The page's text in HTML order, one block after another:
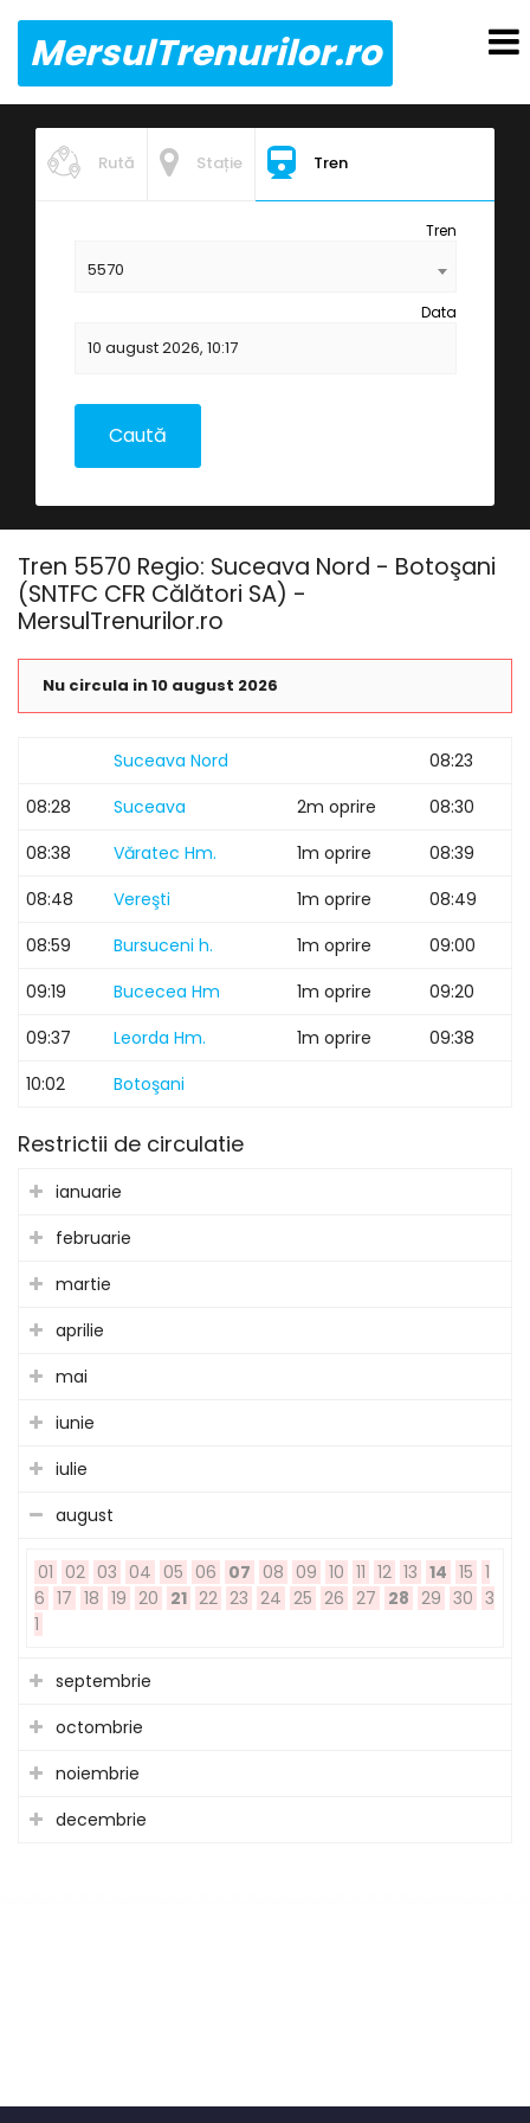
MersulTrenurilor.ro
Rută Stație Tren
Tren
5570
Data
Tren 5570 Regio: Suceava Nord - Botoşani
(SNTFC CFR Călători SA) -
MersulTrenurilor.ro
Nu circula in 10 august 2026
Suceava Nord
08:23
08:28
Suceava 2m oprire
08:30
08:38
Văratec Hm. 1m oprire
08:39
08:48
Vereşti 1m oprire
08:49
08:59
Bursuceni h. 1m oprire
09:00
09:19
Bucecea Hm 1m oprire
09:20
09:37
Leorda Hm. 1m oprire
09:38
10:02
Botoşani
Restrictii de circulatie
ianuarie
februarie
martie
aprilie
mai
iunie
iulie
august
01 02 03 04 05 06 07 08 09 10 11 12 13 14 15 1
6 17 18 19 20 21 22 23 24 25 26 27 28 29 30 3
1
septembrie
octombrie
noiembrie
decembrie